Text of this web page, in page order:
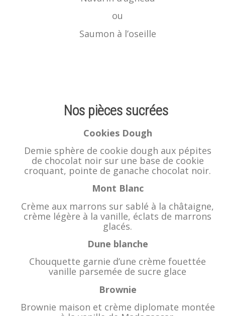
ou
Saumon à l’oseille
Nos pièces sucrées
Cookies Dough
Demie sphère de cookie dough aux pépites
de chocolat noir sur une base de cookie
croquant, pointe de ganache chocolat noir.
Mont Blanc
Crème aux marrons sur sablé à la châtaigne,
crème légère à la vanille, éclats de marrons
glacés.
Dune blanche
Chouquette garnie d’une crème fouettée
vanille parsemée de sucre glace
Brownie
Brownie maison et crème diplomate montée